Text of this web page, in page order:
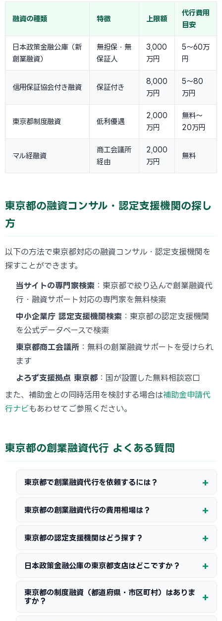
融資の種類 特徴 上限額
代行費用
目安
日本政策金融公庫（新
創業融資）
無担保・無
保証人
3,000
万円
5〜60万
円
信用保証協会付き融資 保証付き
8,000
万円
5〜80
万円
東京都制度融資 低利優遇
2,000
万円
無料〜
20万円
マル経融資
商工会議所
経由
2,000
万円
無料
東京都の融資コンサル・認定支援機関の探し
方
以下の方法で東京都対応の融資コンサル・認定支援機関を
探すことができます。
当サイトの専門家検索 ：東京都で絞り込んで創業融資代
行・融資サポート対応の専門家を無料検索
中小企業庁 認定支援機関検索 ：東京都の認定支援機関
を公式データベースで検索
東京都商工会議所 ：無料の創業融資サポートを受けられ
ます
よろず支援拠点 東京都 ：国が設置した無料相談窓口
また、補助金との同時活用を検討する場合は補助金申請代
行ナビもあわせてご参照ください。
東京都の創業融資代行 よくある質問
東京都で創業融資代行を依頼するには？
東京都の創業融資代行の費用相場は？
東京都の認定支援機関はどう探す？
日本政策金融公庫の東京都支店はどこですか？
東京都の制度融資（都道府県・市区町村）はありま
すか？